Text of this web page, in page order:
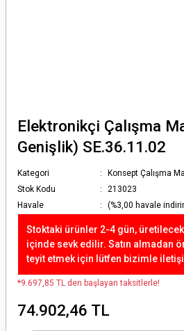
Elektronikçi Çalışma
Genişlik) SE.36.11.02
Kategori
Konsept Çalışma
Stok Kodu
213023
Havale
(%3,00 havale
Stoktaki ürünler 2-4 gün,
içinde sevk edilir. Satın almadan
teyit etmek için lütfen bizimle
*9.697,85 TL den başlayan taksitlerle!
74.902,46 TL